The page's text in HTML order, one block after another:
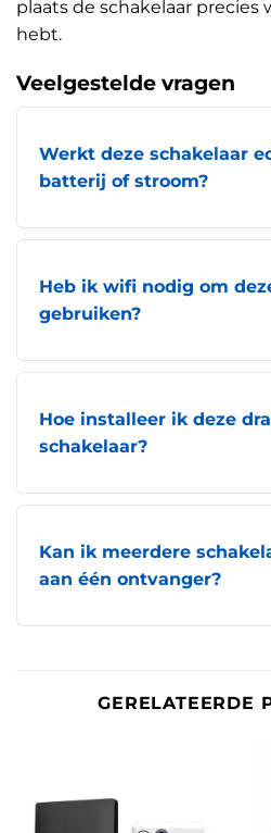
plaats de schakelaar precies
hebt.
Veelgestelde vragen
Werkt deze schakelaar
batterij of stroom?
Heb ik wifi nodig om
gebruiken?
Hoe installeer ik deze
schakelaar?
Kan ik meerdere
aan één ontvanger?
GERELATEERDE